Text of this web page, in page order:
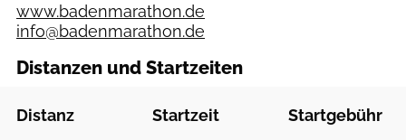
www.badenmarathon.de
info@badenmarathon.de
Distanzen und Startzeiten
Distanz Startzeit Startgebühr